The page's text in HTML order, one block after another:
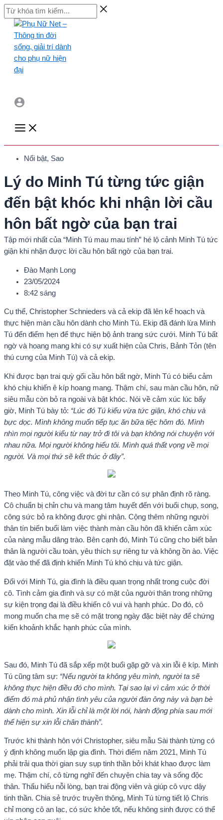
Skip
to
content
Từ
khóa
kiếm...
Main
Menu
Nổi bật, Sao
Lý do Minh Tú từng tức giận
đến bật khóc khi nhận lời cầu
hôn bất ngờ của bạn trai
Tập mới nhất của “Minh Tú mau mau tính” hé lộ cảnh Minh Tú tức
giận khi nhận được lời cầu hôn bất ngờ của bạn trai.
Đào Mạnh Long
23/05/2024
8:42 sáng
Cụ thể, Christopher Schnieders và cả ekip đã lên kế hoạch và
thực hiện màn cầu hôn dành cho Minh Tú. Ekip đã đánh lừa Minh
Tú đến điểm hẹn để thực hiện bộ ảnh trang sức cưới. Minh Tú bất
ngờ và hoang mang khi có sự xuất hiện của Chris, Bảnh Tỏn (tên
thú cưng của Minh Tú) và cả ekip.
Khi được bạn trai quỳ gối cầu hôn bất ngờ, Minh Tú có biểu cảm
khó chịu khiến ê kíp hoang mang. Thậm chí, sau màn cầu hôn, nữ
siêu mẫu còn bỏ ra ngoài và bật khóc. Nói về cảm xúc lúc bấy
giờ, Minh Tú bày tỏ: “Lúc đó Tú kiểu vừa tức giận, khó chịu và
bực dọc. Mình không muốn tiếp tục ăn bữa tiệc hôm đó. Mình
nhìn mọi người kiểu từ nay trở đi tôi và bạn không nói chuyện với
nhau nữa. Mọi người không hiểu tôi. Mình quá thất vọng về mọi
người. Và mọi thứ sẽ kết thúc ở đây”.
Theo Minh Tú, công việc và đời tư cần có sự phân định rõ ràng.
Cô chuẩn bị chỉn chu và mang tâm huyết đến với buổi chụp, song,
công sức bỏ ra không được ghi nhận. Cộng thêm những người
thân tín biến buổi làm việc thành màn cầu hôn đã khiến cảm xúc
của nàng mẫu dâng trào. Bên cạnh đó, Minh Tú cũng cho biết bản
thân là người cầu toàn, yêu thích sự riêng tư và không ồn ào. Việc
đặt vào thế đã định khiến Minh Tú khó chịu và tức giận.
Đối với Minh Tú, gia đình là điều quan trọng nhất trong cuộc đời
cô. Tình cảm gia đình và sự có mặt của người thân trong những
sự kiện trọng đại là điều khiến cô vui và hạnh phúc. Do đó, cô
mong muốn cha mẹ sẽ có mặt trong ngày đặc biệt này để chứng
kiến khoảnh khắc hạnh phúc của mình.
Sau đó, Minh Tú đã sắp xếp một buổi gặp gỡ và xin lỗi ê kíp. Minh
Tú cũng tâm sự: “Nếu người ta không yêu mình, người ta sẽ
không thực hiện điều đó cho mình. Tại sao lại vì cảm xúc ở thời
điểm đó mà phủ nhận tình yêu của người đàn ông này và bạn bè
dành cho mình. Xin lỗi chỉ là một lời nói, hành động phía sau mới
thể hiện sự xin lỗi chân thành”.
Trước khi thành hôn với Christopher, siêu mẫu Sài thành từng có
ý định không muốn lập gia đình. Thời điểm năm 2021, Minh Tú
phải trải qua thời gian suy sụp tinh thần bởi khát khao được làm
mẹ. Thậm chí, cô từng nghĩ đến chuyện chia tay và sống độc
thân. Thấu hiểu nỗi lòng, bạn trai động viên và giúp cô vực dậy
tinh thần. Chia sẻ trước truyền thông, Minh Tú từng tiết lộ Chris
chỉ mong cô an lạc, có sức khỏe tốt, nếu không sinh được có thể